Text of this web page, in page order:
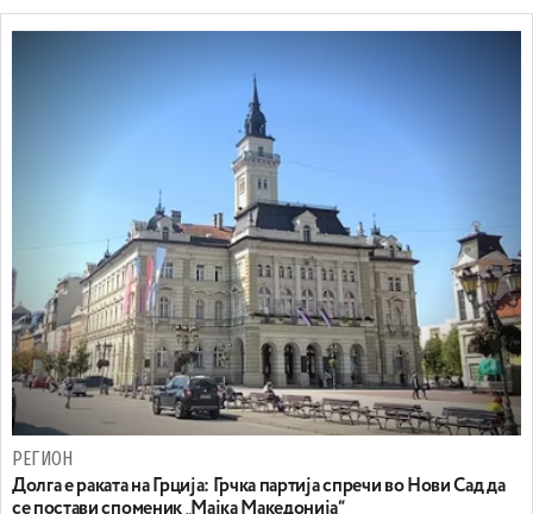
РЕГИОН
Долга е раката на Грција: Грчка партија спречи во Нови Сад да
се постави споменик „Мајка Македонија“